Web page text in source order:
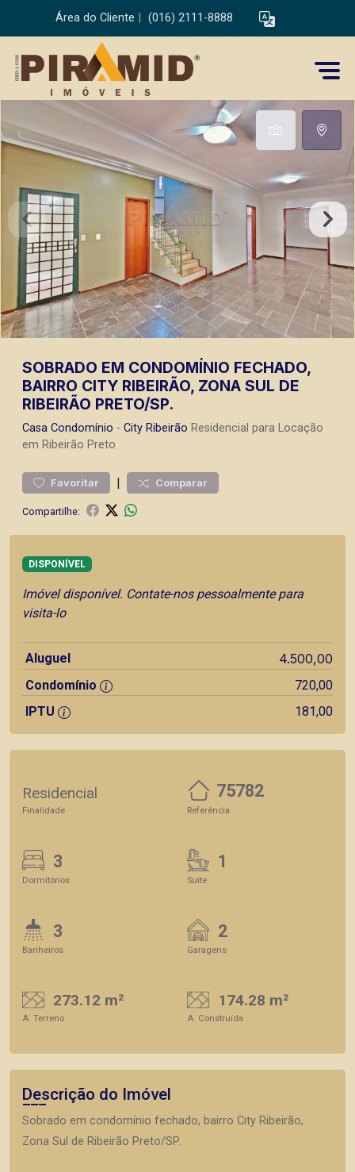
Área do Cliente (016) 2111-8888
SOBRADO EM CONDOMÍNIO FECHADO,
BAIRRO CITY RIBEIRÃO, ZONA SUL DE
RIBEIRÃO PRETO/SP.
Casa Condomínio - City Ribeirão Residencial para Locação
em Ribeirão Preto
Favoritar | Comparar
Compartilhe:
DISPONÍVEL
Imóvel disponível. Contate-nos pessoalmente para
visita-lo
Aluguel 4.500,00
Condomínio
720,00
IPTU
181,00
Residencial
Finalidade
75782
Referência
3
Dormitórios
1
Suite
3
Banheiros
2
Garagens
273.12 m²
A. Terreno
174.28 m²
A. Construída
Descrição do Imóvel
Sobrado em condomínio fechado, bairro City Ribeirão,
Zona Sul de Ribeirão Preto/SP.